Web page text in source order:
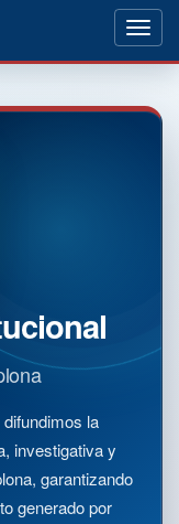
la
investigativa y
garantizando
generado por